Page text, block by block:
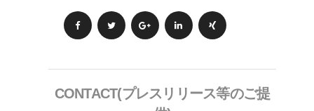
CONTACT(プレスリリース等のご提